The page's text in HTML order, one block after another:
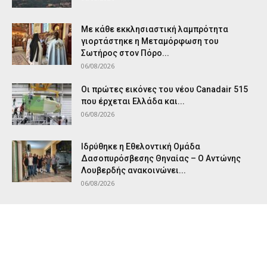
Με κάθε εκκλησιαστική λαμπρότητα
γιορτάστηκε η Μεταμόρφωση του
Σωτήρος στον Πόρο...
06/08/2026
Οι πρώτες εικόνες του νέου Canadair 515
που έρχεται Ελλάδα και...
06/08/2026
Ιδρύθηκε η Εθελοντική Ομάδα
Δασοπυρόσβεσης Θηναίας – Ο Αντώνης
Λουβερδής ανακοινώνει...
06/08/2026